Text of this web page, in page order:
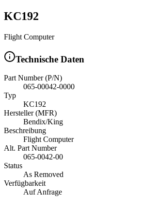
KC192
Flight Computer
Technische Daten
Part Number (P/N)
065-00042-0000
Typ
KC192
Hersteller (MFR)
Bendix/King
Beschreibung
Flight Computer
Alt. Part Number
065-0042-00
Status
As Removed
Verfügbarkeit
Auf Anfrage